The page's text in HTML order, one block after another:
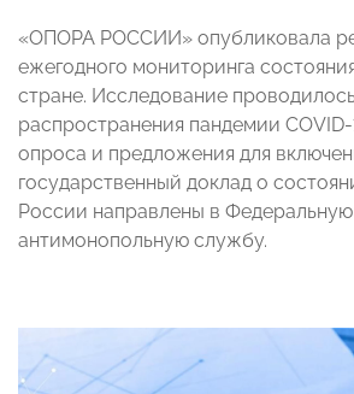
«ОПОРА РОССИИ» опубликовала
ежегодного мониторинга
стране. Исследование
распространения пандемии COVID-
опроса и предложения для
государственный доклад о
России направлены в Федеральную
антимонопольную службу.